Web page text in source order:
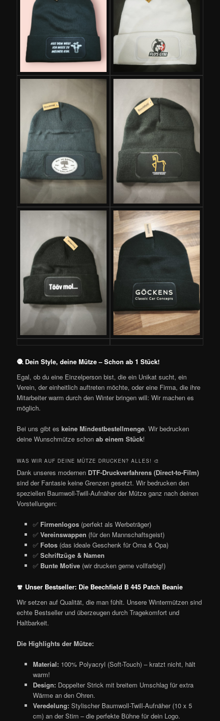
🧶 Dein Style, deine Mütze – Schon ab 1 Stück!
Egal, ob du eine Einzelperson bist, die ein Unikat sucht, ein
Verein, der einheitlich auftreten möchte, oder eine Firma, die ihre
Mitarbeiter warm durch den Winter bringen will: Wir machen es
möglich.
Bei uns gibt eskeine Mindestbestellmenge. Wir bedrucken
deine Wunschmütze schonab einem Stück!
WAS WIR AUF DEINE MÜTZE DRUCKEN? ALLES! 🎨
Dank unseres modernen DTF-Druckverfahrens (Direct-to-Film)
sind der Fantasie keine Grenzen gesetzt. Wir bedrucken den
speziellen Baumwoll-Twill-Aufnäher der Mütze ganz nach deinen
Vorstellungen:
✅ Firmenlogos(perfekt als Werbeträger)
✅ Vereinswappen (für den Mannschaftsgeist)
✅ Fotos(das ideale Geschenk für Oma & Opa)
✅ Schriftzüge & Namen
✅ Bunte Motive(wir drucken gerne vollfarbig!)
🧣 Unser Bestseller: Die Beechfield B 445 Patch Beanie
Wir setzen auf Qualität, die man fühlt. Unsere Wintermützen sind
echte Bestseller und überzeugen durch Tragekomfort und
Haltbarkeit.
Die Highlights der Mütze:
Material: 100% Polyacryl (Soft-Touch) – kratzt nicht, hält
warm!
Design: Doppelter Strick mit breitem Umschlag für extra
Wärme an den Ohren.
Veredelung: Stylischer Baumwoll-Twill-Aufnäher (10 x 5
cm) an der Stirn – die perfekte Bühne für dein Logo.